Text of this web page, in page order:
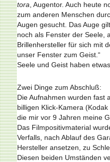
tora , Augentor. Auch heute
zum anderen Menschen
Augen gesucht. Das Auge
noch als Fenster der Seele,
Brillenhersteller für sich mit
unser Fenster zum Geist.“
Seele und Geist haben
Zwei Dinge zum Abschluß:
Die Aufnahmen wurden fast
billigen Klick-Kamera
die mir vor 9 Jahren meine
Das Filmpositivmaterial
Verfalls, nach Ablauf des
Hersteller ansetzen, zu
Diesen beiden Umständen